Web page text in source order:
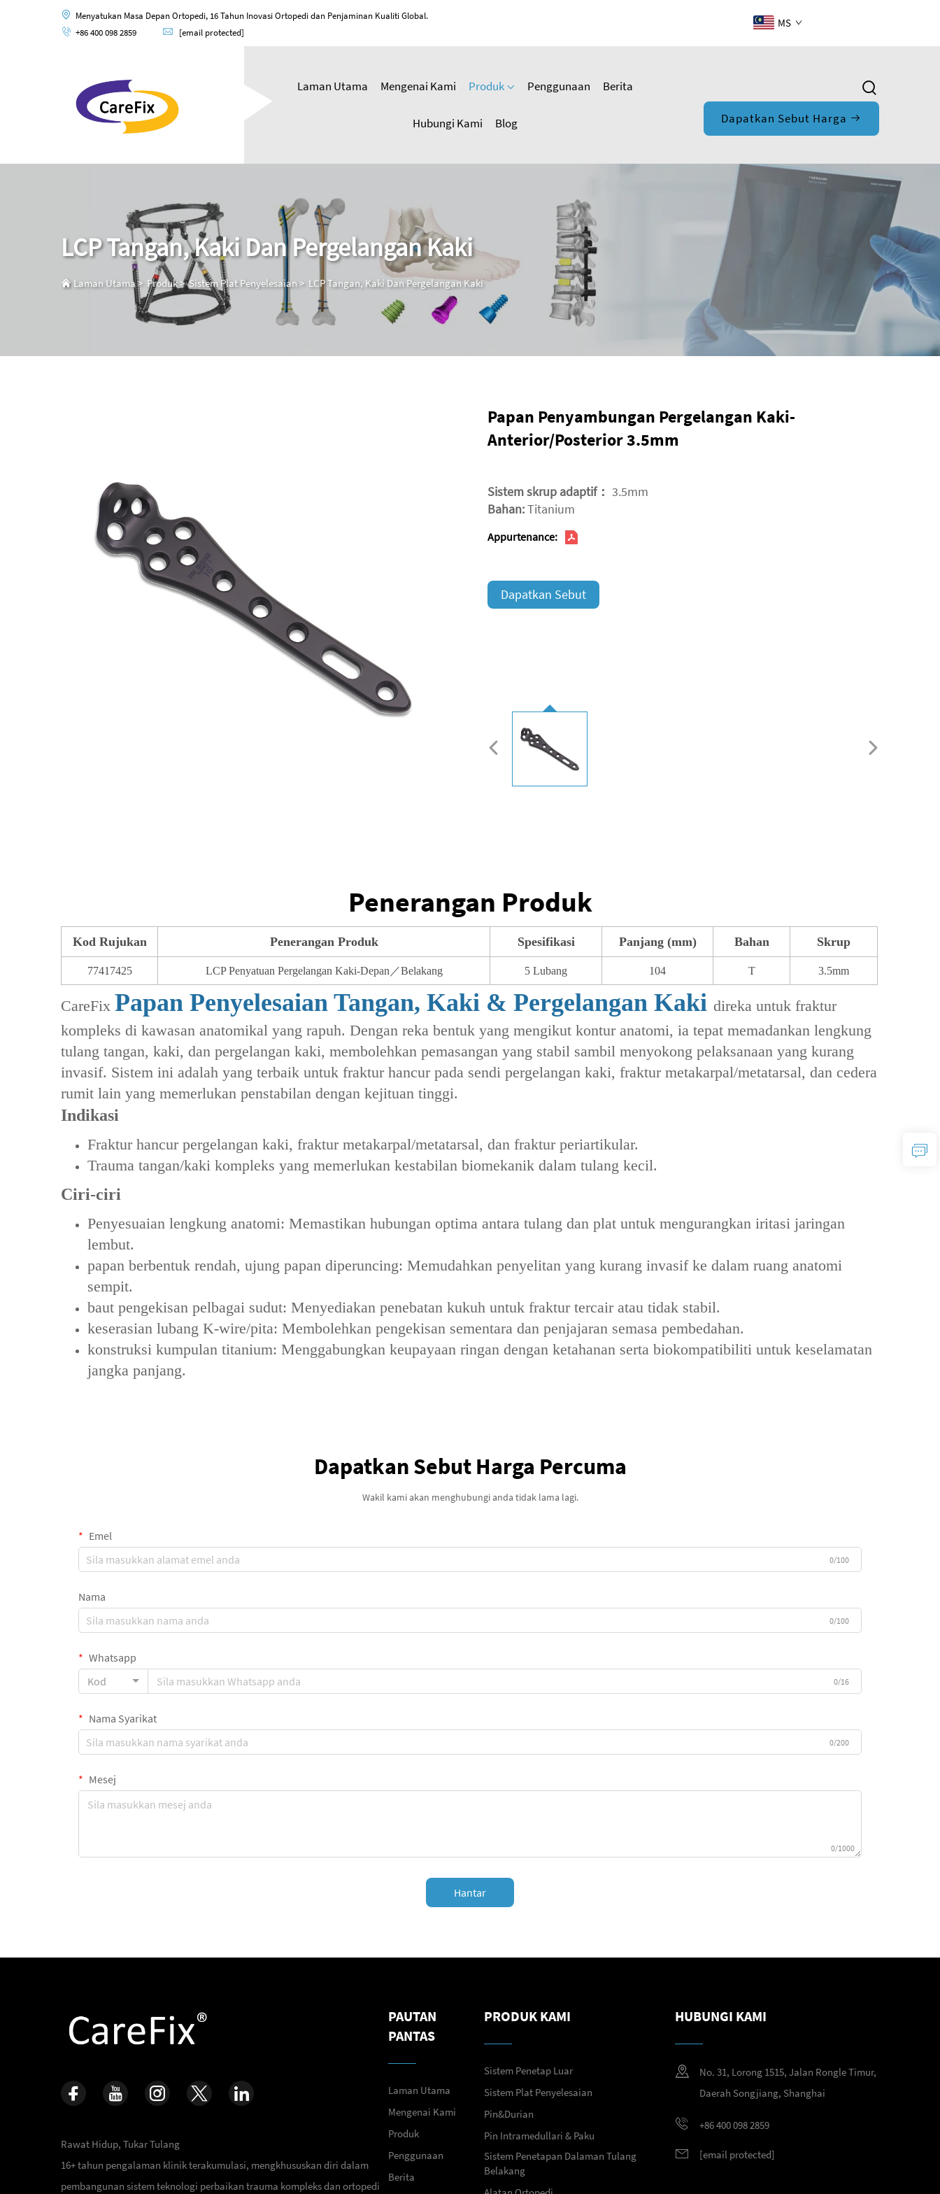
Menyatukan Masa Depan Ortopedi, 16 Tahun Inovasi Ortopedi dan Penjaminan Kualiti Global.
+86 400 098 2859
[email protected]
MS
Laman Utama Mengenai Kami Produk Penggunaan Berita
Hubungi Kami Blog Dapatkan Sebut Harga
LCP Tangan, Kaki Dan Pergelangan Kaki
Laman Utama> Produk>Sistem Plat Penyelesaian> LCP Tangan, Kaki Dan Pergelangan Kaki
Papan Penyambungan Pergelangan Kaki-
Anterior/Posterior 3.5mm
Sistem skrup adaptif： 3.5mm
Bahan:Titanium
Appurtenance:
Dapatkan Sebut
Penerangan Produk
Kod Rujukan Penerangan Produk Spesifikasi Panjang (mm) Bahan Skrup
77417425 LCP Penyatuan Pergelangan Kaki-Depan／Belakang 5 Lubang 104 T 3.5mm
CareFix Papan Penyelesaian Tangan, Kaki & Pergelangan Kaki direka untuk fraktur
kompleks di kawasan anatomikal yang rapuh. Dengan reka bentuk yang mengikut kontur anatomi, ia tepat memadankan lengkung
tulang tangan, kaki, dan pergelangan kaki, membolehkan pemasangan yang stabil sambil menyokong pelaksanaan yang kurang
invasif. Sistem ini adalah yang terbaik untuk fraktur hancur pada sendi pergelangan kaki, fraktur metakarpal/metatarsal, dan cedera
rumit lain yang memerlukan penstabilan dengan kejituan tinggi.
Indikasi
‌Fraktur hancur pergelangan kaki‌, ‌fraktur metakarpal/metatarsal‌, dan ‌fraktur periartikular‌.
‌Trauma tangan/kaki kompleks‌ yang memerlukan kestabilan biomekanik dalam tulang kecil.
Ciri-ciri
‌Penyesuaian lengkung anatomi‌: Memastikan hubungan optima antara tulang dan plat untuk mengurangkan iritasi jaringan
lembut.
papan berbentuk rendah, ujung papan diperuncing: Memudahkan penyelitan yang kurang invasif ke dalam ruang anatomi
sempit.
baut pengekisan pelbagai sudut: Menyediakan penebatan kukuh untuk fraktur tercair atau tidak stabil.
keserasian lubang K-wire/pita: Membolehkan pengekisan sementara dan penjajaran semasa pembedahan.
konstruksi kumpulan titanium: Menggabungkan keupayaan ringan dengan ketahanan serta biokompatibiliti untuk keselamatan
jangka panjang.
Dapatkan Sebut Harga Percuma
Wakil kami akan menghubungi anda tidak lama lagi.
Emel
0/100
Nama
0/100
Whatsapp
Kod
0/16
Nama Syarikat
0/200
Mesej
0/1000
Hantar
Rawat Hidup, Tukar Tulang
16+ tahun pengalaman klinik terakumulasi, mengkhususkan diri dalam
pembangunan sistem teknologi perbaikan trauma kompleks dan ortopedi
PAUTAN
PANTAS
Laman Utama
Mengenai Kami
Produk
Penggunaan
Berita
PRODUK KAMI
Sistem Penetap Luar
Sistem Plat Penyelesaian
Pin&Durian
Pin Intramedullari & Paku
Sistem Penetapan Dalaman Tulang
Belakang
HUBUNGI KAMI
No. 31, Lorong 1515, Jalan Rongle Timur,
Daerah Songjiang, Shanghai
+86 400 098 2859
[email protected]